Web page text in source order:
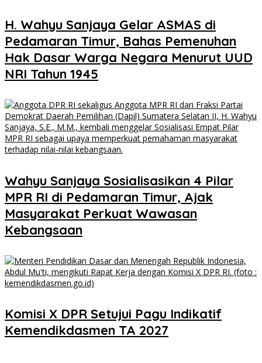
H. Wahyu Sanjaya Gelar ASMAS di
Pedamaran Timur, Bahas Pemenuhan
Hak Dasar Warga Negara Menurut UUD
NRI Tahun 1945
Wahyu Sanjaya Sosialisasikan 4 Pilar
MPR RI di Pedamaran Timur, Ajak
Masyarakat Perkuat Wawasan
Kebangsaan
Komisi X DPR Setujui Pagu Indikatif
Kemendikdasmen TA 2027